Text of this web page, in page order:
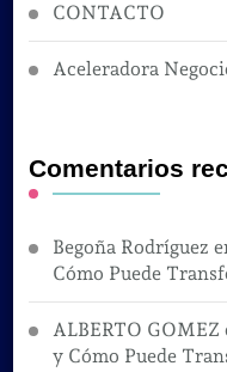
CONTACTO
Aceleradora
Comentarios
Begoña Rodríguez
Cómo Puede
ALBERTO GOMEZ
y Cómo Puede